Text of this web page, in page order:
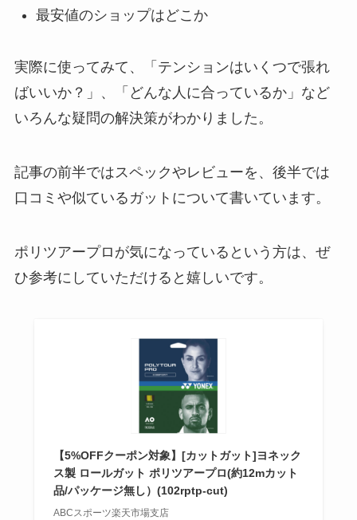
最安値のショップはどこか
実際に使ってみて、「テンションはいくつで張れ
ばいいか？」、「どんな人に合っているか」など
いろんな疑問の解決策がわかりました。
記事の前半ではスペックやレビューを、後半では
口コミや似ているガットについて書いています。
ポリツアープロが気になっているという方は、ぜ
ひ参考にしていただけると嬉しいです。
【5%OFFクーポン対象】[カットガット]ヨネック
ス製 ロールガット ポリツアープロ(約12mカット
品/パッケージ無し）(102rptp-cut)
ABCスポーツ楽天市場支店